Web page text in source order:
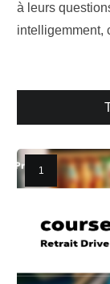
à leurs
intelligemment,